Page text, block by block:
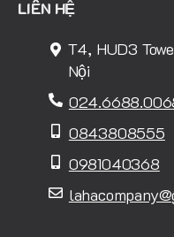
LIÊN HỆ
T4, HUD3
Nội
0843808555
0981040368